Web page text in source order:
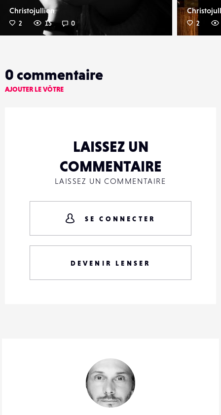
Christojullien
2 15 0 2
0 commentaire
AJOUTER LE VÔTRE
LAISSEZ UN
COMMENTAIRE
LAISSEZ UN COMMENTAIRE
SE CONNECTER
DEVENIR LENSER